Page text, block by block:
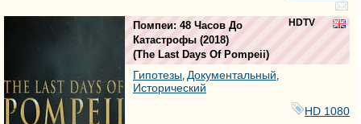
HDTV
Помпеи: 48 Часов До
Катастрофы (2018)
(The Last Days Of Pompeii)
Гипотезы Документальный
Исторический
HD 1080